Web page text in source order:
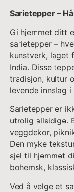
Sarietepper –
Gi hjemmet ditt
sarietepper –
kunstverk, laget
India. Disse
tradisjon, kultur
levende innslag
Sarietepper er
utrolig allsidige.
veggdekor,
Den myke
sjel til hjemmet
bohemsk,
Ved å velge et